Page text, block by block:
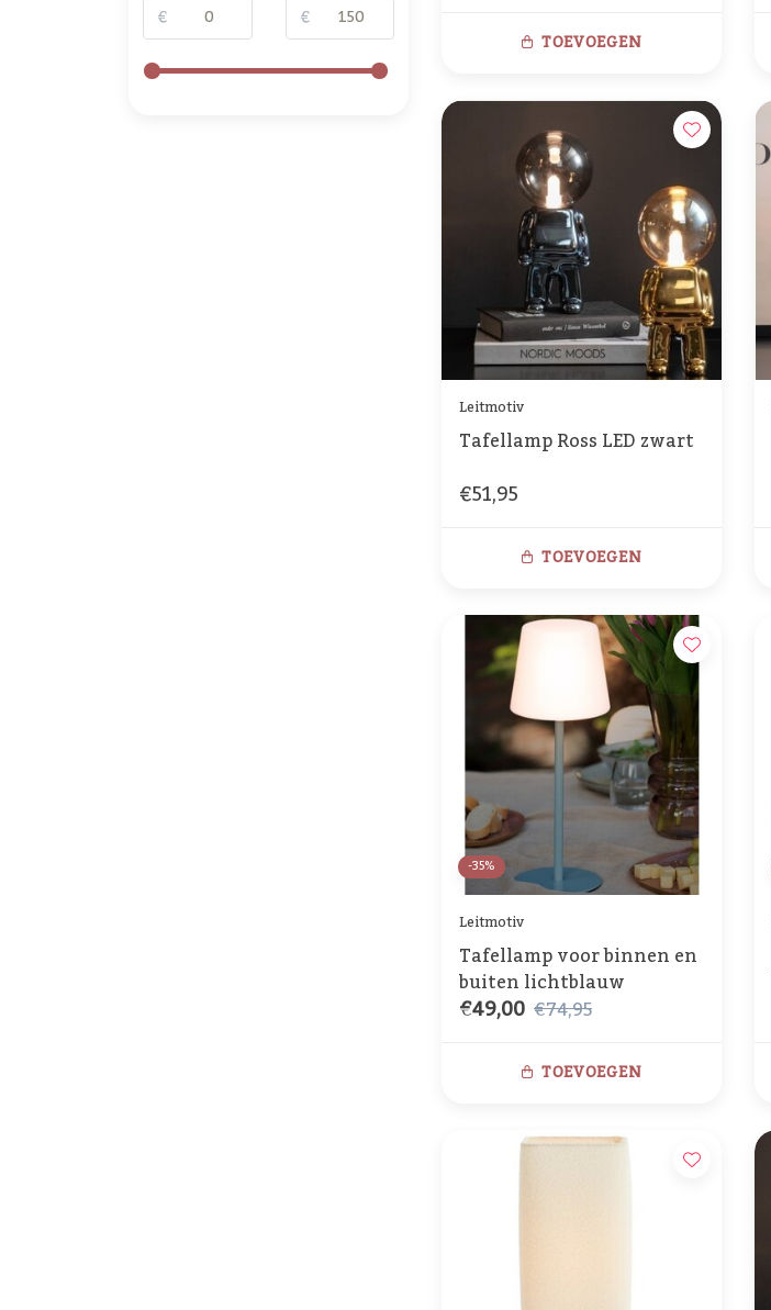
TOEVOEGEN
Leitmotiv
Tafellamp Ross LED zwart
€51,95
TOEVOEGEN
-35%
Leitmotiv
Tafellamp voor binnen en
buiten lichtblauw
€49,00 €74,95
TOEVOEGEN
€ €